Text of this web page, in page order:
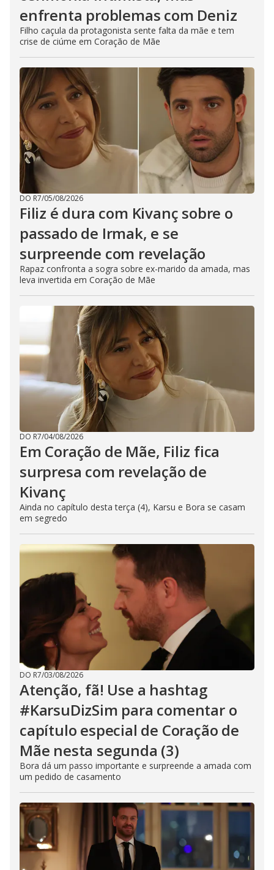
enfrenta problemas com Deniz
Filho caçula da protagonista sente falta da mãe e tem
crise de ciúme em Coração de Mãe
DO R7/05/08/2026
Filiz é dura com Kivanç sobre o
passado de Irmak, e se
surpreende com revelação
Rapaz confronta a sogra sobre ex-marido da amada, mas
leva invertida em Coração de Mãe
DO R7/04/08/2026
Em Coração de Mãe, Filiz fica
surpresa com revelação de
Kivanç
Ainda no capítulo desta terça (4), Karsu e Bora se casam
em segredo
DO R7/03/08/2026
Atenção, fã! Use a hashtag
#KarsuDizSim para comentar o
capítulo especial de Coração de
Mãe nesta segunda (3)
Bora dá um passo importante e surpreende a amada com
um pedido de casamento